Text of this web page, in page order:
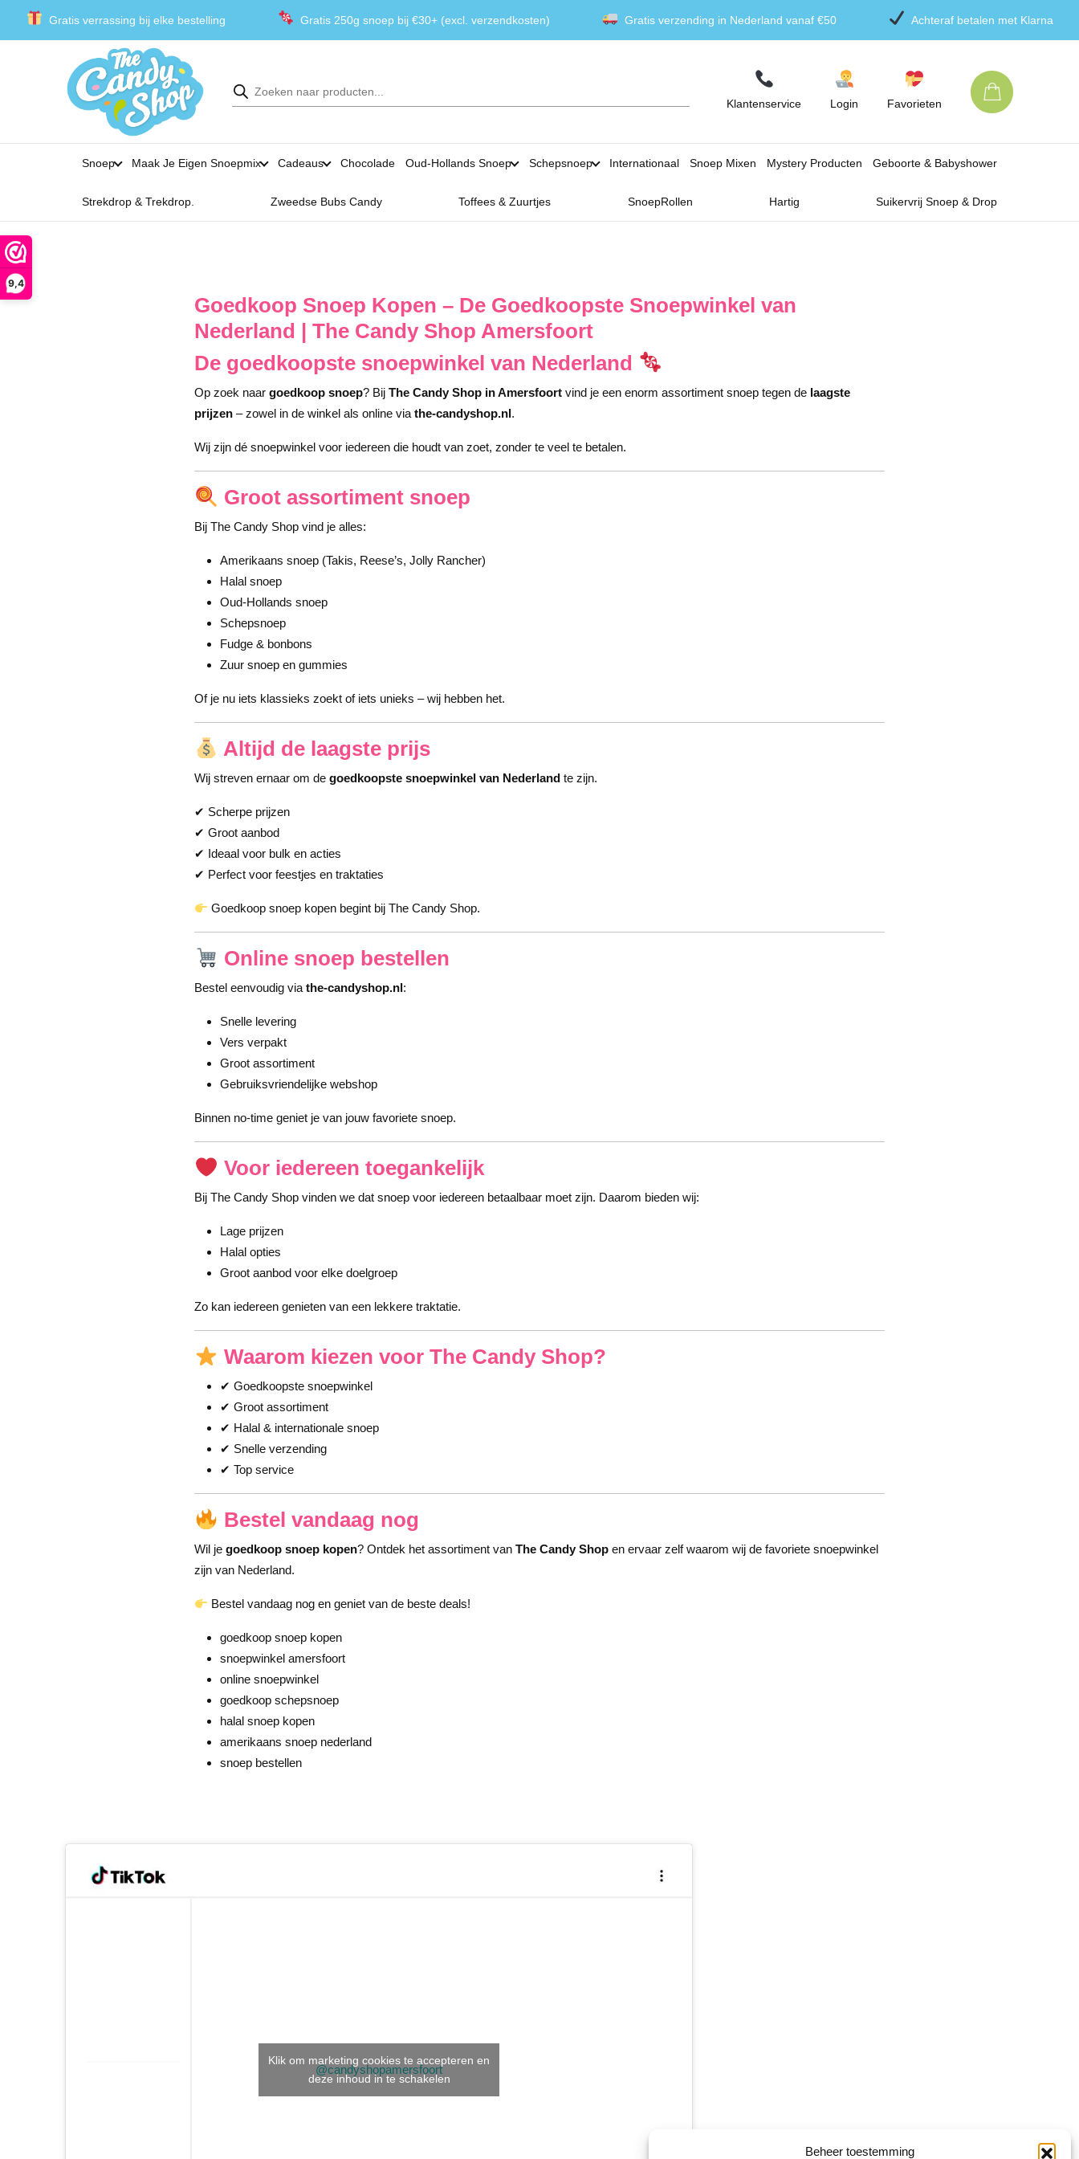
9,4
Beheer toestemming
Gratis verrassing bij elke bestelling Gratis 250g snoep bij €30+ (excl. verzendkosten) Gratis verzending in Nederland vanaf €50 Achteraf betalen met Klarna
Producten
zoeken
Klantenservice Login Favorieten
Snoep Maak Je Eigen Snoepmix Cadeaus Chocolade Oud-Hollands Snoep Schepsnoep Internationaal Snoep Mixen Mystery Producten Geboorte & Babyshower
Strekdrop & Trekdrop. Zweedse Bubs Candy Toffees & Zuurtjes SnoepRollen Hartig Suikervrij Snoep & Drop
Goedkoop Snoep Kopen – De Goedkoopste Snoepwinkel van
Nederland | The Candy Shop Amersfoort
De goedkoopste snoepwinkel van Nederland
Op zoek naar goedkoop snoep? Bij The Candy Shop in Amersfoort vind je een enorm assortiment snoep tegen de laagste
prijzen – zowel in de winkel als online via the-candyshop.nl.
Wij zijn dé snoepwinkel voor iedereen die houdt van zoet, zonder te veel te betalen.
Groot assortiment snoep
Bij The Candy Shop vind je alles:
Amerikaans snoep (Takis, Reese’s, Jolly Rancher)
Halal snoep
Oud-Hollands snoep
Schepsnoep
Fudge & bonbons
Zuur snoep en gummies
Of je nu iets klassieks zoekt of iets unieks – wij hebben het.
Altijd de laagste prijs
Wij streven ernaar om de goedkoopste snoepwinkel van Nederland te zijn.
✔ Scherpe prijzen
✔ Groot aanbod
✔ Ideaal voor bulk en acties
✔ Perfect voor feestjes en traktaties
Goedkoop snoep kopen begint bij The Candy Shop.
Online snoep bestellen
Bestel eenvoudig via the-candyshop.nl:
Snelle levering
Vers verpakt
Groot assortiment
Gebruiksvriendelijke webshop
Binnen no-time geniet je van jouw favoriete snoep.
Voor iedereen toegankelijk
Bij The Candy Shop vinden we dat snoep voor iedereen betaalbaar moet zijn. Daarom bieden wij:
Lage prijzen
Halal opties
Groot aanbod voor elke doelgroep
Zo kan iedereen genieten van een lekkere traktatie.
Waarom kiezen voor The Candy Shop?
✔ Goedkoopste snoepwinkel
✔ Groot assortiment
✔ Halal & internationale snoep
✔ Snelle verzending
✔ Top service
Bestel vandaag nog
Wil je goedkoop snoep kopen? Ontdek het assortiment van The Candy Shop en ervaar zelf waarom wij de favoriete snoepwinkel
zijn van Nederland.
Bestel vandaag nog en geniet van de beste deals!
goedkoop snoep kopen
snoepwinkel amersfoort
online snoepwinkel
goedkoop schepsnoep
halal snoep kopen
amerikaans snoep nederland
snoep bestellen
@candyshopamersfoort
Klik om marketing cookies te accepteren en
deze inhoud in te schakelen